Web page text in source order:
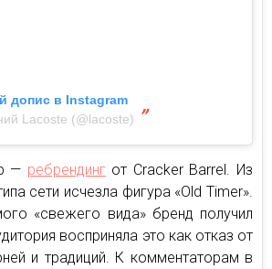
допис в Instagram
Lacoste (@lacoste)
— ребрендингот Cracker Barrel. Из
сети исчезла фигура «Old Timer».
«свежего вида» бренд получил
восприняла это как отказ от
и традиций. К комментаторам в